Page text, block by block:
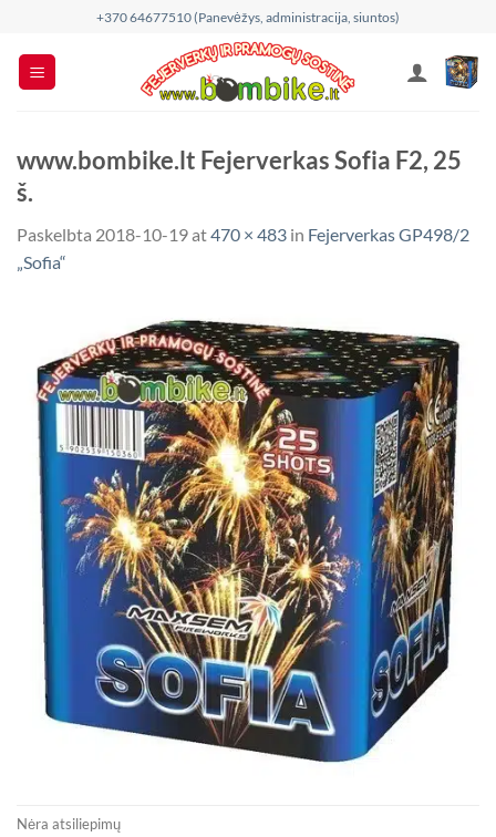
content
+370 64677510 (Panevėžys, administracija, siuntos)
www.bombike.lt Fejerverkas Sofia F2, 25
š.
Paskelbta 2018-10-19at470 × 483 in Fejerverkas GP498/2
„Sofia“
Nėra atsiliepimų